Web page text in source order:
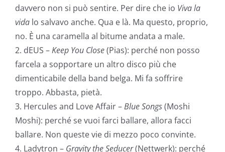
davvero non si può sentire. Per dire che io Viva la
vida lo salvavo anche. Qua e là. Ma questo, proprio,
no. È una caramella al bitume andata a male.
2. dEUS –Keep You Close(Pias): perché non posso
farcela a sopportare un altro disco più che
dimenticabile della band belga. Mi fa soffrire
troppo. Abbasta, pietà.
3. Hercules and Love Affair –Blue Songs(Moshi
Moshi): perché se vuoi farci ballare, allora facci
ballare. Non queste vie di mezzo poco convinte.
4. Ladytron – Gravity the Seducer(Nettwerk): perché